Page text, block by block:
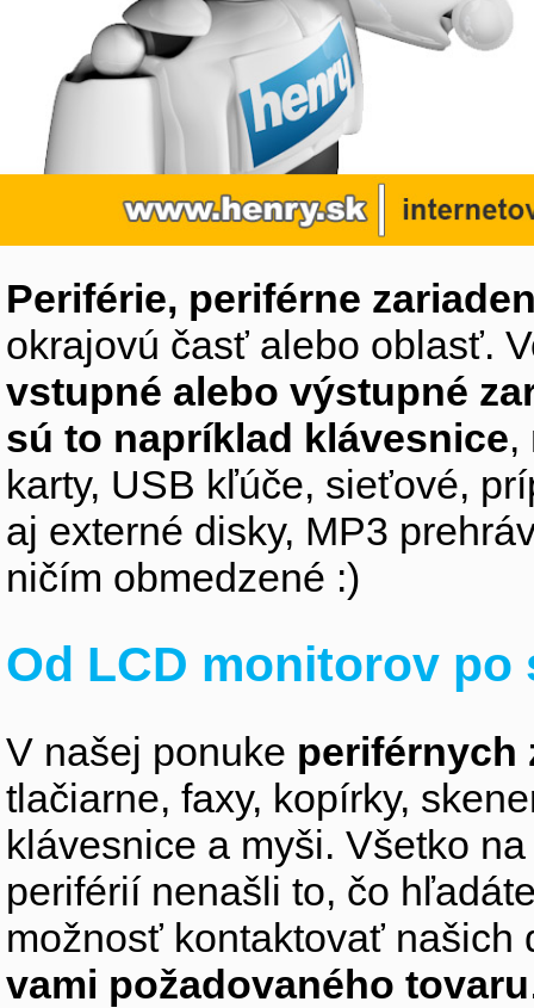
Periférie, periférne
okrajovú časť alebo oblasť.
vstupné alebo výstupné
sú to napríklad klávesnice,
karty, USB kľúče, sieťové,
aj externé disky, MP3
ničím obmedzené :)
Od LCD monitorov
V našej ponuke periférnych
tlačiarne, faxy, kopírky,
klávesnice a myši. Všetko
periférií nenašli to, čo
možnosť kontaktovať
vami požadovaného tovaru